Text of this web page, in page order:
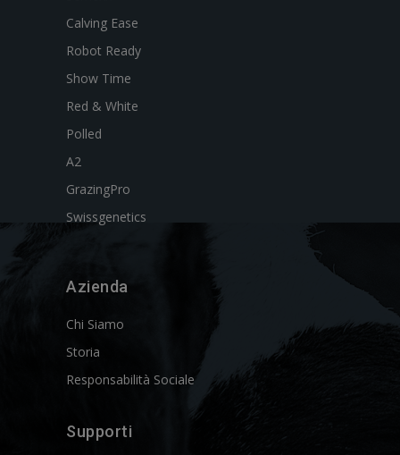
Calving Ease
Robot Ready
Show Time
Red & White
Polled
A2
GrazingPro
Swissgenetics
Azienda
Chi Siamo
Storia
Responsabilità Sociale
Supporti